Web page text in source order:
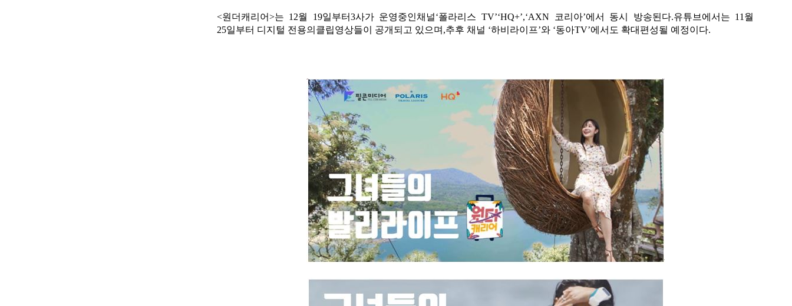
<원더캐리어>는 12월 19일부터3사가 운영중인채널‘폴라리스TV’‘HQ+’,‘AXN 코리아’에서 동시 방송된다.유튜브에서는 11 월
25일부터 디지털 전용의클립영상들이 공개되고 있으며 ,추후 채널 ‘하비라이프’와 ‘동아TV’에서도 확대편성될 예정이다.